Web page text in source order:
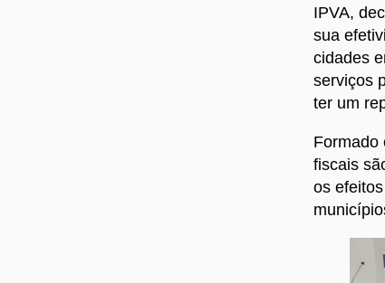
IPVA,
sua
cidades
serviços
ter um
Formado
fiscais
os